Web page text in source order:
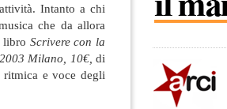
Intanto a chi
che da allora
libro Scrivere con la
Milano, 10€, di
ritmica e voce degli